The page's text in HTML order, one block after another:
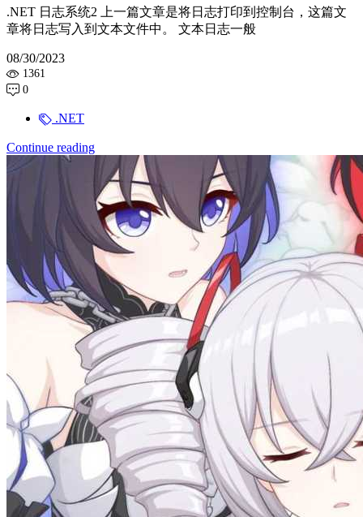
.NET 日志系统2 上一篇文章是将日志打印到控制台，这篇文
章将日志写入到文本文件中。 文本日志一般
08/30/2023
1361
0
.NET
Continue reading